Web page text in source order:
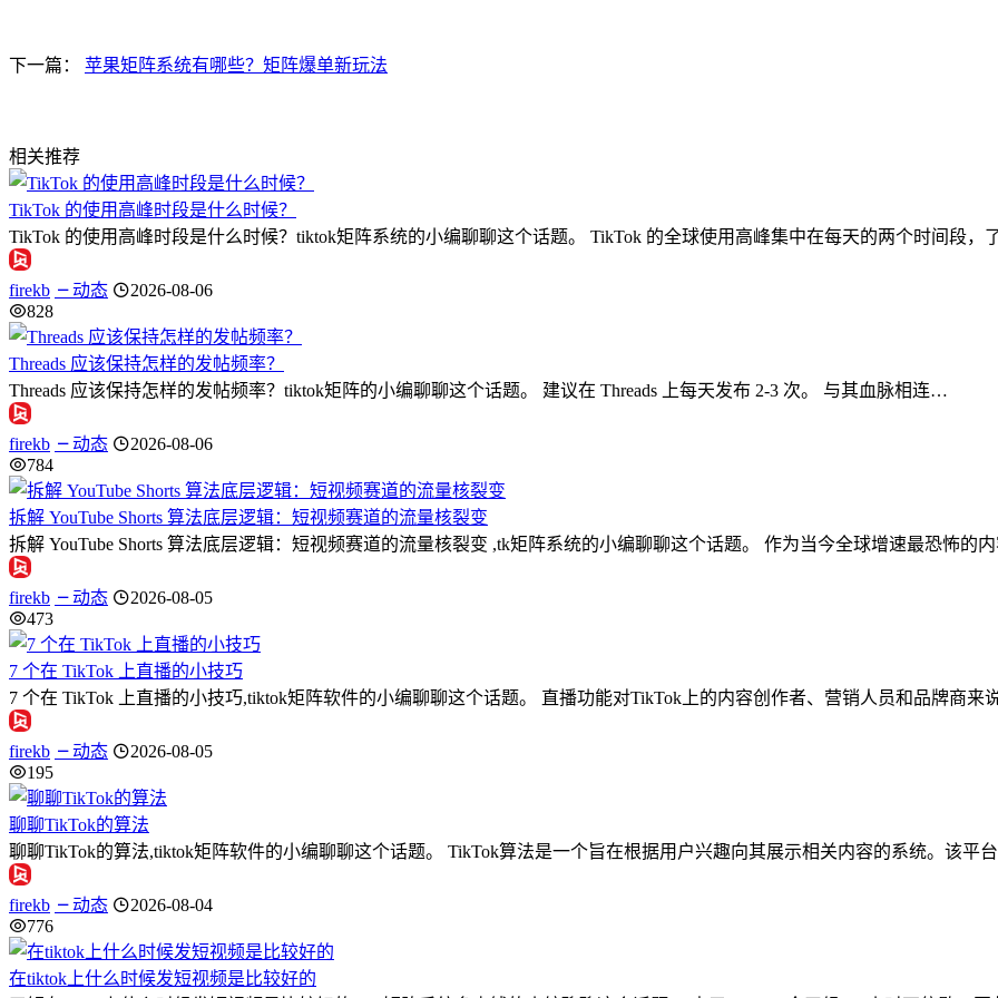
下一篇： 苹果矩阵系统有哪些？矩阵爆单新玩法
相关推荐
TikTok 的使用高峰时段是什么时候？
TikTok 的使用高峰时段是什么时候？tiktok矩阵系统的小编聊聊这个话题。 TikTok 的全球使用高峰集中在每天的两个时间段，
firekb 动态
2026-08-06
828
Threads 应该保持怎样的发帖频率？
Threads 应该保持怎样的发帖频率？tiktok矩阵的小编聊聊这个话题。 建议在 Threads 上每天发布 2-3 次。 与其血脉相连…
firekb 动态
2026-08-06
784
拆解 YouTube Shorts 算法底层逻辑：短视频赛道的流量核裂变
拆解 YouTube Shorts 算法底层逻辑：短视频赛道的流量核裂变 ,tk矩阵系统的小编聊聊这个话题。 作为当今全球增速最恐怖的
firekb 动态
2026-08-05
473
7 个在 TikTok 上直播的小技巧
7 个在 TikTok 上直播的小技巧,tiktok矩阵软件的小编聊聊这个话题。 直播功能对TikTok上的内容创作者、营销人员和品牌商来
firekb 动态
2026-08-05
195
聊聊TikTok的算法
聊聊TikTok的算法,tiktok矩阵软件的小编聊聊这个话题。 TikTok算法是一个旨在根据用户兴趣向其展示相关内容的系统。该平
firekb 动态
2026-08-04
776
在tiktok上什么时候发短视频是比较好的